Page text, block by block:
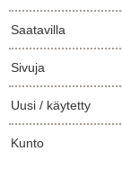
Saatavilla
Sivuja
Uusi / käytetty
Kunto